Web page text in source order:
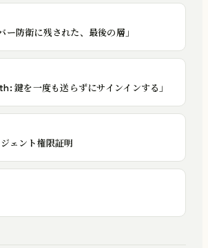
ー防衛に残された、最後の層」
鍵を一度も送らずにサインインする」
ェント権限証明